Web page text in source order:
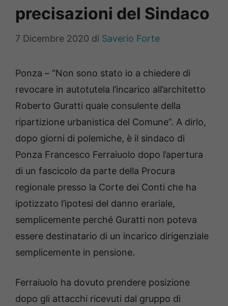
precisazioni del Sindaco
7 Dicembre 2020 di Saverio Forte
Ponza – “Non sono stato io a chiedere di
revocare in autotutela l’incarico all’architetto
Roberto Guratti quale consulente della
ripartizione urbanistica del Comune”. A dirlo,
dopo giorni di polemiche, è il sindaco di
Ponza Francesco Ferraiuolo dopo l’apertura
di un fascicolo da parte della Procura
regionale presso la Corte dei Conti che ha
ipotizzato l’ipotesi del danno erariale,
semplicemente perché Guratti non poteva
essere destinatario di un incarico dirigenziale
semplicemente in pensione.
Ferraiuolo ha dovuto prendere posizione
dopo gli attacchi ricevuti dal gruppo di